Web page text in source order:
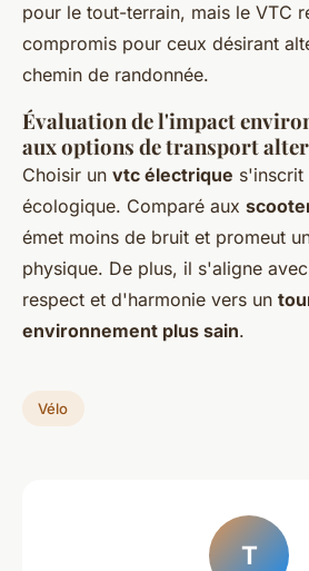
pour le tout-terrain, mais le VTC
compromis pour ceux désirant
chemin de randonnée.
Évaluation de l'impact
aux options de transport
Choisir un vtc électrique s'inscrit
écologique. Comparé aux
émet moins de bruit et promeut
physique. De plus, il s'aligne
respect et d'harmonie vers un
environnement plus sain.
Vélo
T